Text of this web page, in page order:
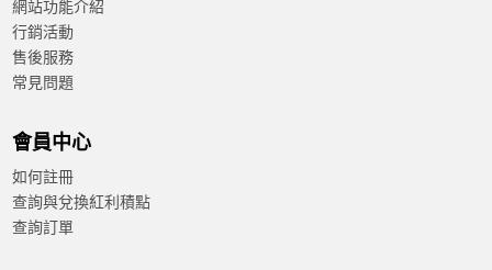
網站功能介紹
行銷活動
售後服務
常見問題
會員中心
如何註冊
查詢與兌換紅利積點
查詢訂單